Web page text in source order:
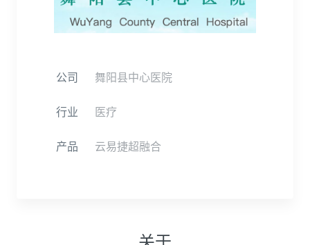
公司 舞阳县中心医院
行业 医疗
产品 云易捷超融合